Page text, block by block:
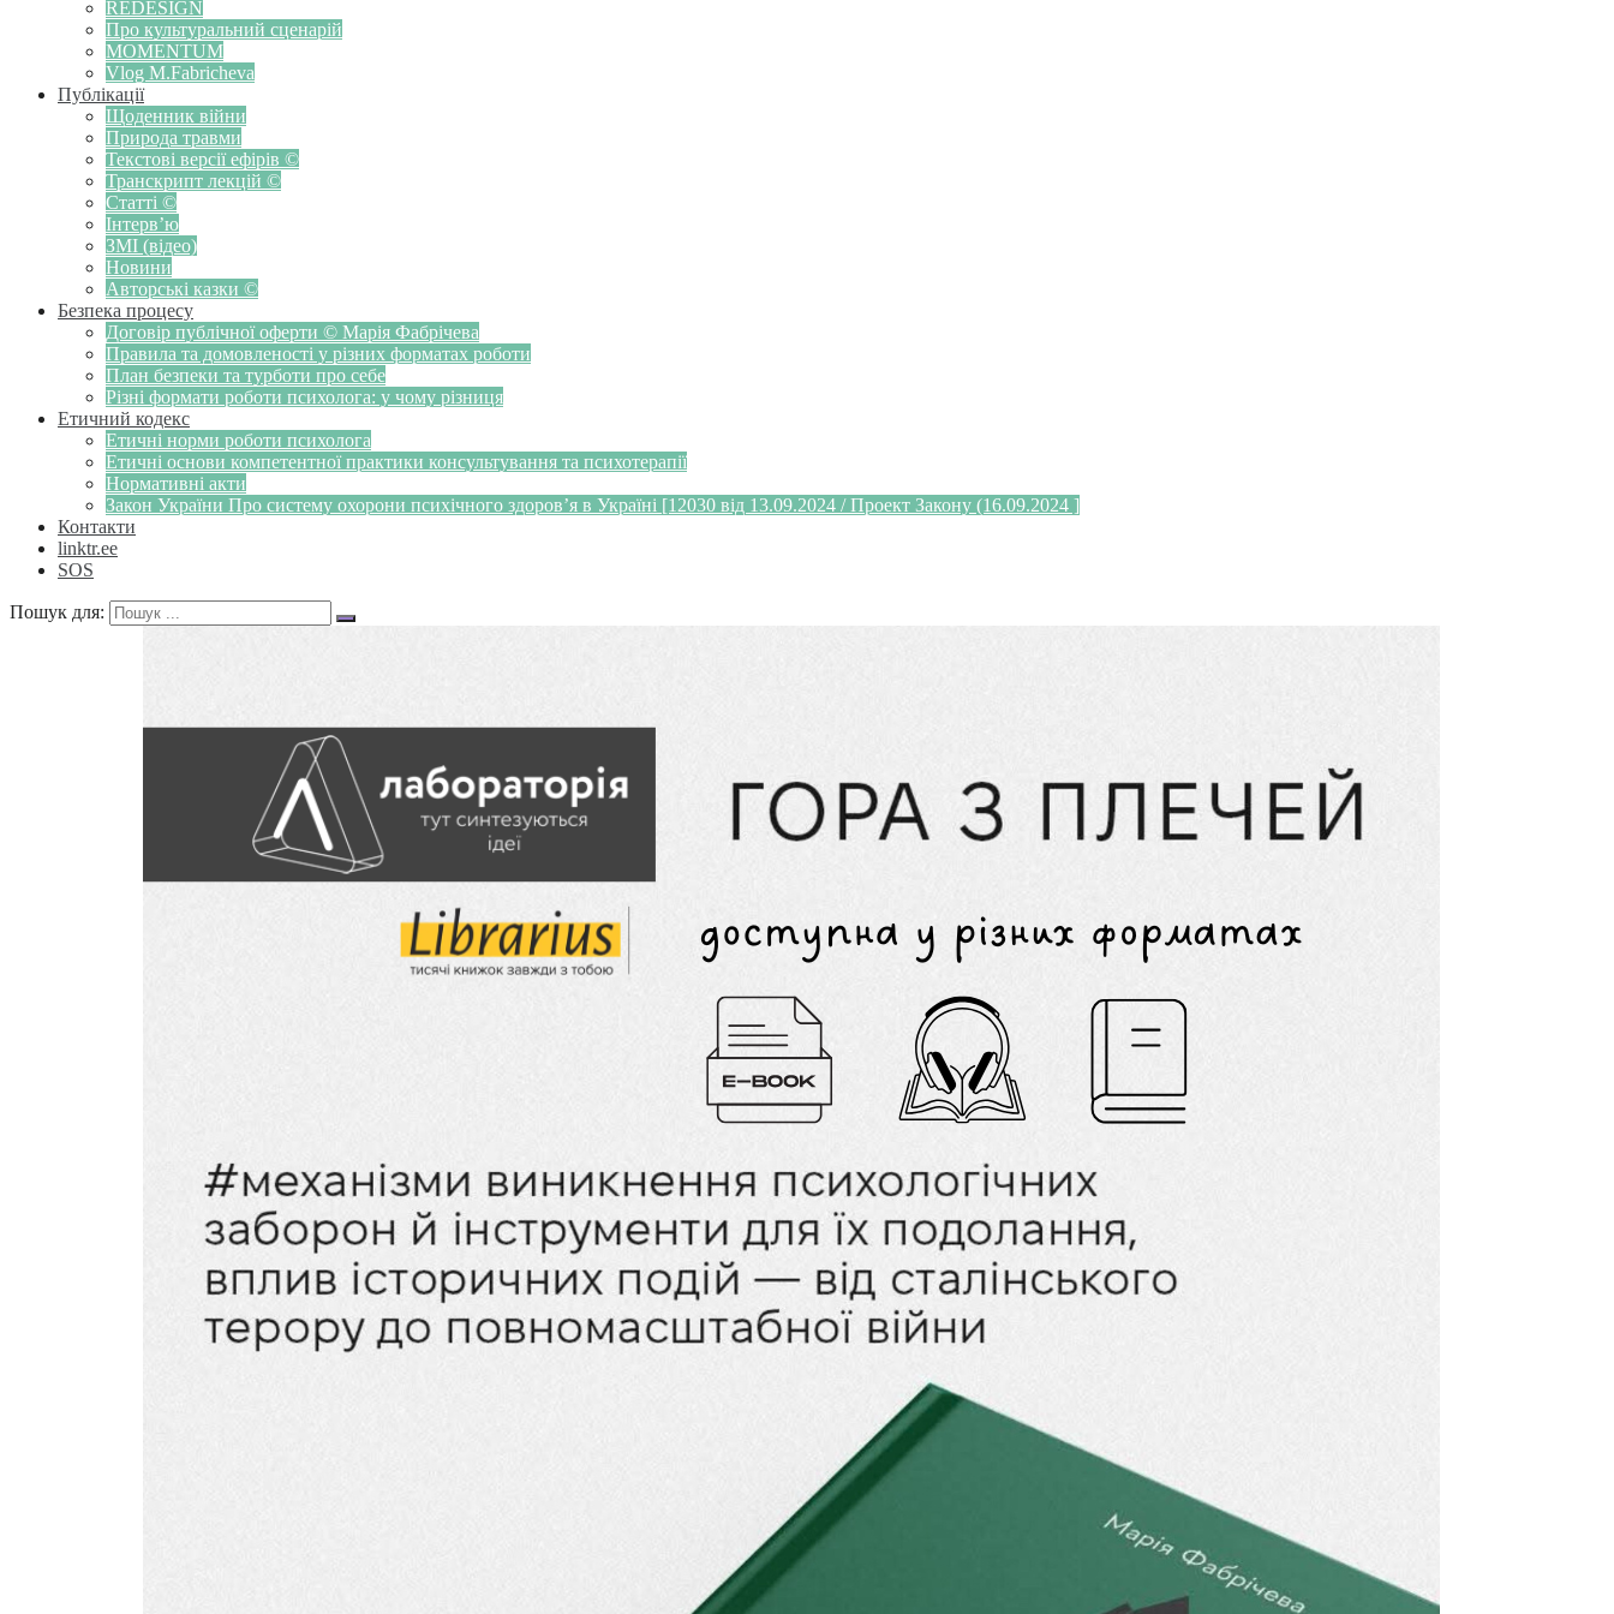
REDESIGN
Про культуральний сценарій
MOMENTUM
Vlog M.Fabricheva
Публікації
Щоденник війни
Природа травми
Текстові версії ефірів ©
Транскрипт лекцій ©
Статті ©
Інтерв’ю
ЗМІ (відео)
Новини
Авторські казки ©
Безпека процесу
Договір публічної оферти © Марія Фабрічева
Правила та домовленості у різних форматах роботи
План безпеки та турботи про себе
Різні формати роботи психолога: у чому різниця
Етичний кодекс
Етичні норми роботи психолога
Етичні основи компетентної практики консультування та психотерапії
Нормативні акти
Закон України Про систему охорони психічного здоров’я в Україні [12030 від 13.09.2024 / Проект Закону (16.09.2024 ]
Контакти
linktr.ee
SOS
Пошук для: